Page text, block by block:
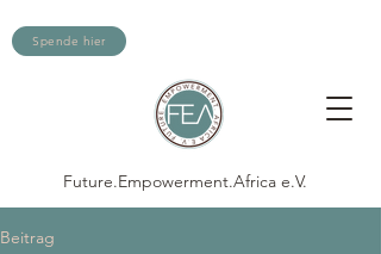
Spende hier
Future.Empowerment.Africa e.V.
Beitrag